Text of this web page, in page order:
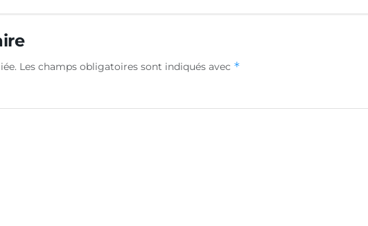
Les champs obligatoires sont indiqués avec *